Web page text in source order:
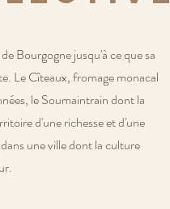
Bourgogne jusqu'à ce que sa
Le Cîteaux, fromage monacal
le Soumaintrain dont la
d'une richesse et d'une
une ville dont la culture